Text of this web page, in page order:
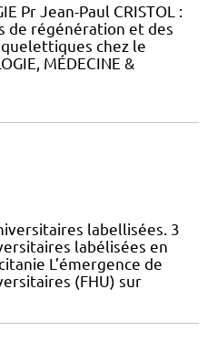
Pr Jean-Paul CRISTOL :
de régénération et des
chez le
MÉDECINE &
labellisées. 3
labélisées en
L’émergence de
(FHU) sur